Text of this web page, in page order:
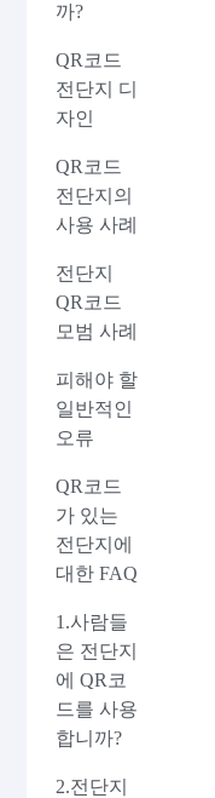
까?
QR코드
전단지 디
자인
QR코드
전단지의
사용 사례
전단지
QR코드
모범 사례
피해야 할
일반적인
오류
QR코드
가 있는
전단지에
대한 FAQ
1.사람들
은 전단지
에 QR코
드를 사용
합니까?
2.전단지